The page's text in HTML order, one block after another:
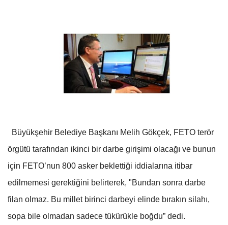
Büyükşehir Belediye Başkanı Melih Gökçek, FETO terör
örgütü tarafından ikinci bir darbe girişimi olacağı ve bunun
için FETO’nun 800 asker beklettiği iddialarına itibar
edilmemesi gerektiğini belirterek, "Bundan sonra darbe
filan olmaz. Bu millet birinci darbeyi elinde bırakın silahı,
sopa bile olmadan sadece tükürükle boğdu” dedi.